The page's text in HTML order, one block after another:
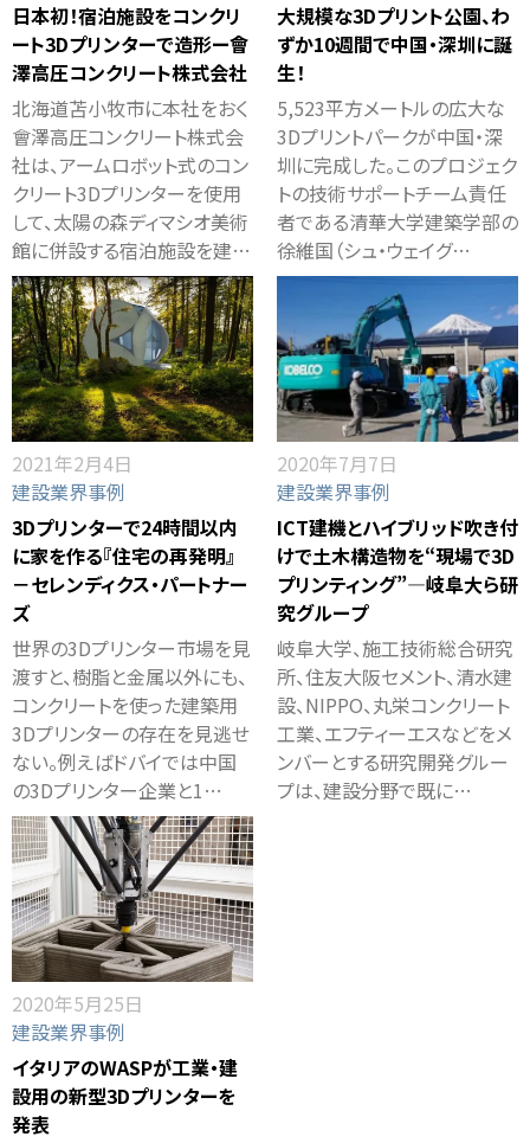
日本初！宿泊施設をコンクリ
ート3Dプリンターで造形ー會
澤高圧コンクリート株式会社
北海道苫小牧市に本社をおく
會澤高圧コンクリート株式会
社は、アームロボット式のコン
クリート3Dプリンターを使用
して、太陽の森ディマシオ美術
館に併設する宿泊施設を建…
大規模な3Dプリント公園、わ
ずか10週間で中国・深圳に誕
生！
5,523平方メートルの広大な
3Dプリントパークが中国・深
圳に完成した。このプロジェク
トの技術サポートチーム責任
者である清華大学建築学部の
徐維国（シュ・ウェイグ…
2021年2月4日
建設業界事例
3Dプリンターで24時間以内
に家を作る『住宅の再発明』
－セレンディクス・パートナー
ズ
世界の3Dプリンター市場を見
渡すと、樹脂と金属以外にも、
コンクリートを使った建築用
3Dプリンターの存在を見逃せ
ない。例えばドバイでは中国
の3Dプリンター企業と1…
2020年7月7日
建設業界事例
ICT建機とハイブリッド吹き付
けで土木構造物を“現場で3D
プリンティング”―岐阜大ら研
究グループ
岐阜大学、施工技術総合研究
所、住友大阪セメント、清水建
設、NIPPO、丸栄コンクリート
工業、エフティーエスなどをメ
ンバーとする研究開発グルー
プは、建設分野で既に…
2020年5月25日
建設業界事例
イタリアのWASPが工業・建
設用の新型3Dプリンターを
発表